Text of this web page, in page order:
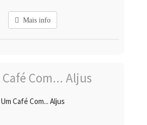
Mais info
Um Café Com... Aljus